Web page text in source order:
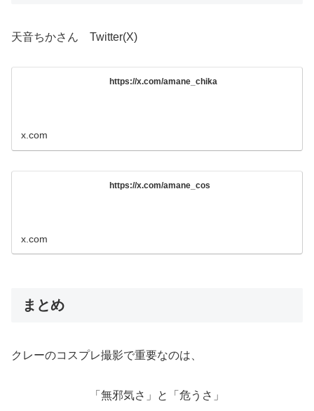
天音ちかさん Twitter(X)
https://x.com/amane_chika
x.com
https://x.com/amane_cos
x.com
まとめ
クレーのコスプレ撮影で重要なのは、
「無邪気さ」と「危うさ」